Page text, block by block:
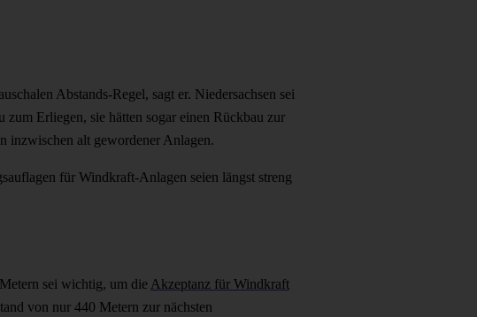
Abstands-Regel, sagt er. Niedersachsen sei
Erliegen, sie hätten sogar einen Rückbau zur
inzwischen alt gewordener Anlagen.
für Windkraft-Anlagen seien längst streng
sei wichtig, um die Akzeptanz für Windkraft
von nur 440 Metern zur nächsten